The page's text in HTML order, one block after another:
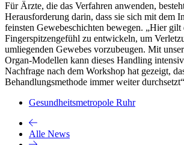
Für Ärzte, die das Verfahren anwenden,
Herausforderung darin, dass sie sich mit dem
feinsten Gewebeschichten bewegen. „Hier gilt
Fingerspitzengefühl zu entwickeln, um
umliegenden Gewebes vorzubeugen. Mit
Organ-Modellen kann dieses Handling
Nachfrage nach dem Workshop hat gezeigt,
Behandlungsmethode immer weiter
Gesundheitsmetropole Ruhr
Alle News